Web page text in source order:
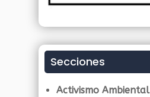
Secciones
Activismo Ambiental